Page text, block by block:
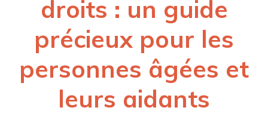
droits : un guide
précieux pour les
personnes âgées et
leurs aidants